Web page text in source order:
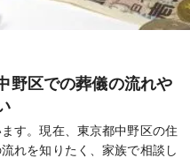
野区での葬儀の流れや
す。現在、東京都中野区の住
れを知りたく、家族で相談し